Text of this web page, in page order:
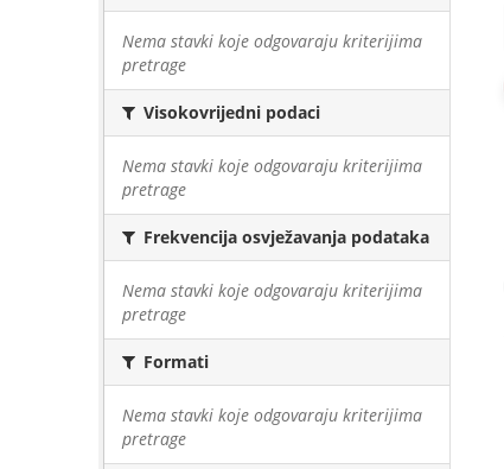
Nema stavki koje odgovaraju kriterijima
pretrage
Visokovrijedni podaci
Nema stavki koje odgovaraju kriterijima
pretrage
Frekvencija osvježavanja podataka
Nema stavki koje odgovaraju kriterijima
pretrage
Formati
Nema stavki koje odgovaraju kriterijima
pretrage